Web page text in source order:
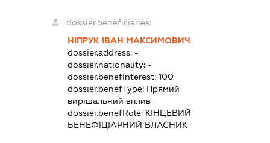
dossier.beneficiaries:
НІПРУК ІВАН МАКСИМОВИЧ
dossier.address: -
dossier.nationality: -
dossier.benefInterest: 100
dossier.benefType: Прямий
вирішальний вплив
dossier.benefRole: КІНЦЕВИЙ
БЕНЕФІЦІАРНИЙ ВЛАСНИК